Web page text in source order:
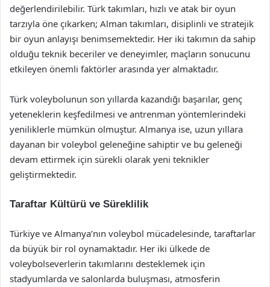
değerlendirilebilir. Türk takımları, hızlı ve atak bir oyun
tarzıyla öne çıkarken; Alman takımları, disiplinli ve stratejik
bir oyun anlayışı benimsemektedir. Her iki takımın da sahip
olduğu teknik beceriler ve deneyimler, maçların sonucunu
etkileyen önemli faktörler arasında yer almaktadır.
Türk voleybolunun son yıllarda kazandığı başarılar, genç
yeteneklerin keşfedilmesi ve antrenman yöntemlerindeki
yeniliklerle mümkün olmuştur. Almanya ise, uzun yıllara
dayanan bir voleybol geleneğine sahiptir ve bu geleneği
devam ettirmek için sürekli olarak yeni teknikler
geliştirmektedir.
Taraftar Kültürü ve Süreklilik
Türkiye ve Almanya’nın voleybol mücadelesinde, taraftarlar
da büyük bir rol oynamaktadır. Her iki ülkede de
voleybolseverlerin takımlarını desteklemek için
stadyumlarda ve salonlarda buluşması, atmosferin